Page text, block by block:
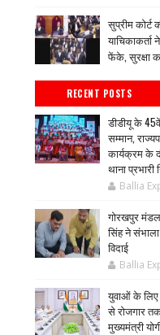
सुप्रीम कोर्ट
फेंके, सुरक्षा
RECENT POSTS
डीडीयू के 45वें
सम्मान,
कार्यक्रम के
थाना प्रभारी
Ballia
गोरखपुर मंडल
सिंह ने संभाला
विदाई
Ballia
युवाओं के लिए
से रोजगार
मुख्यमंत्री